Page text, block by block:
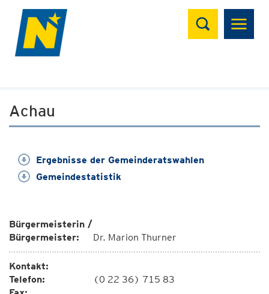
Suchen
Achau
Ergebnisse der Gemeinderatswahlen
Gemeindestatistik
Bürgermeisterin /
Bürgermeister:
Dr. Marion Thurner
Kontakt:
Telefon:
(0 22 36) 715 83